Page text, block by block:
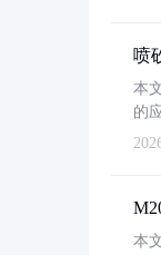
喷
本
的
本